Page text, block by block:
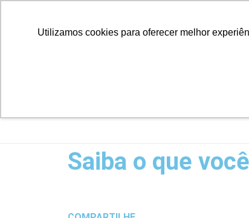
Utilizamos cookies para oferecer melhor
Saiba o que